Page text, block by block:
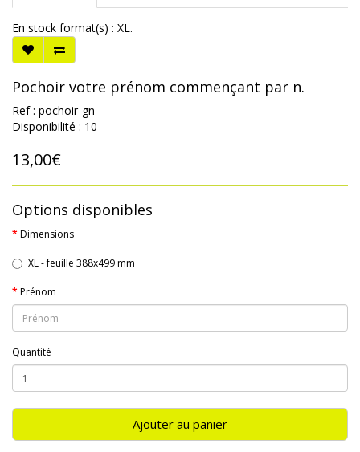
En stock format(s) : XL.
Pochoir votre prénom commençant par n.
Ref : pochoir-gn
Disponibilité : 10
13,00€
Options disponibles
Dimensions
XL - feuille 388x499 mm
Prénom
Quantité
Ajouter au panier